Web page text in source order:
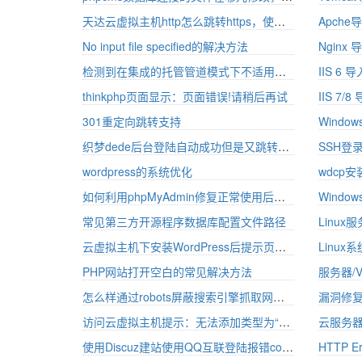
天达云虚拟主机http怎么跳转https，使用伪静态实现
No input file specified的解决方法
检测到在集成的托管管道模式下不适用的ASP.NET设置的解决方法(转)
thinkphp页面显示：页面错误!请稍后再试
301重定向跳转支持
织梦dede后台登陆自动成功但是又跳转到登陆页怎么解决？
wordpress的系统优化
如何利用phpMyAdmin修复正常使用后出错的数据表-天达云
常见第三方开源程序数据库配置文件路径
云虚拟主机下安装WordPress后提示页面存在循环重定向问题
PHP网站打开空白的常见解决方法
怎么样通过robots屏蔽搜索引擎抓取网站内容
访问云虚拟主机提示：无法添加类型为“add”的重复集合项
使用Discuz建站使用QQ互联登陆报错connect_error_code_0的解决办法
Apche
Nginx
IIS 6 导
IIS 7/8
SSH登
wdcp安
Linux系
漏洞修
云服务
HTTP